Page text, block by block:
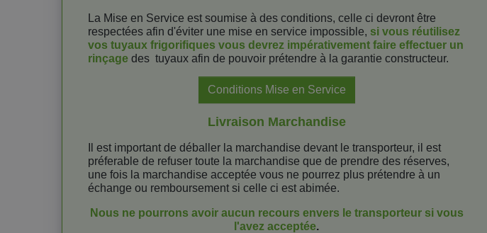
La Mise en Service est soumise à des conditions, celle ci devront être
respectées afin d'éviter une mise en service impossible, si vous réutilisez
vos tuyaux frigorifiques vous devrez impérativement faire effectuer un
rinçage des tuyaux afin de pouvoir prétendre à la garantie constructeur.
Conditions Mise en Service
Livraison Marchandise
Il est important de déballer la marchandise devant le transporteur, il est
préferable de refuser toute la marchandise que de prendre des réserves,
une fois la marchandise acceptée vous ne pourrez plus prétendre à un
échange ou remboursement si celle ci est abimée.
Nous ne pourrons avoir aucun recours envers le transporteur si vous
l'avez acceptée.